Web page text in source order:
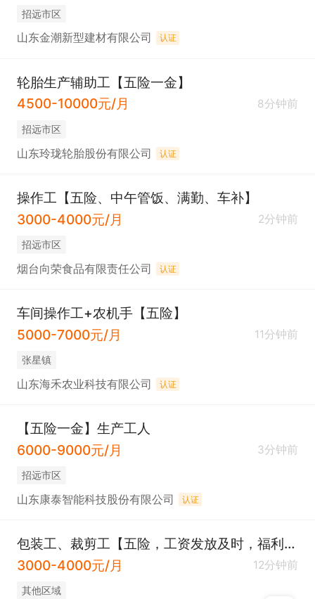
招远市区
山东金潮新型建材有限公司 认证
轮胎生产辅助工【五险一金】
4500-10000元/月
8分钟前
招远市区
山东玲珑轮胎股份有限公司 认证
操作工【五险、中午管饭、满勤、车补】
3000-4000元/月
2分钟前
招远市区
烟台向荣食品有限责任公司 认证
车间操作工+农机手【五险】
5000-7000元/月
11分钟前
张星镇
山东海禾农业科技有限公司 认证
【五险一金】生产工人
6000-9000元/月
3分钟前
招远市区
山东康泰智能科技股份有限公司 认证
包装工、裁剪工【五险，工资发放及时，福利待遇优厚】
3000-4000元/月
12分钟前
其他区域